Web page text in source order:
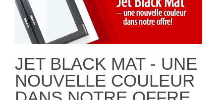
JET BLACK MAT - UNE
NOUVELLE COULEUR